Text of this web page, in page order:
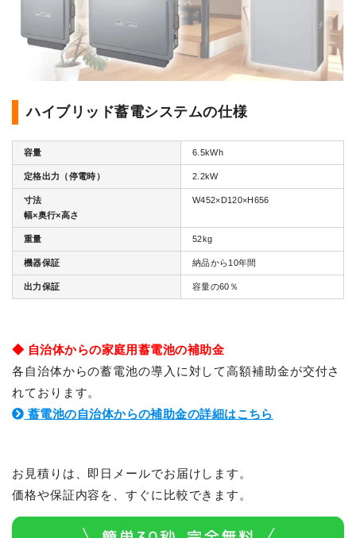
ハイブリッド蓄電システムの仕様
容量 6.5kWh
定格出力（停電時） 2.2kW
寸法
幅×奥行×高さ
W452×D120×H656
重量 52kg
機器保証 納品から10年間
出力保証 容量の60％
◆ 自治体からの家庭用蓄電池の補助金
各自治体からの蓄電池の導入に対して高額補助金が交付さ
れております。
蓄電池の自治体からの補助金の詳細はこちら
お見積りは、即日メールでお届けします。
価格や保証内容を、すぐに比較できます。